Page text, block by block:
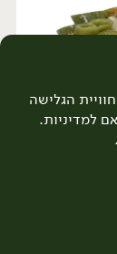
הגלישה
למדיניות.